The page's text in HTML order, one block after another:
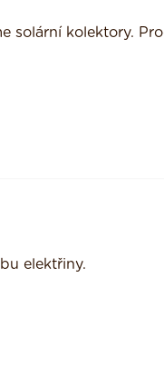
solární kolektory.
elektřiny.